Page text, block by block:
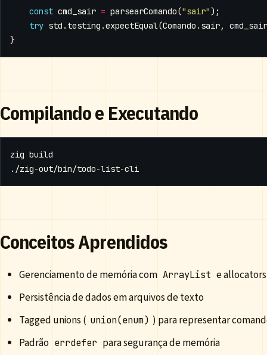
const cmd_sair = parsearComando("sair");
try std . testing .expectEqual(Comando . sair,
cmd_sair
}
Compilando e Executando
Conceitos Aprendidos
Gerenciamento de memória com ArrayList e allocators
Persistência de dados em arquivos de texto
Tagged unions ( union(enum) ) para representar
Padrão errdefer para segurança de memória